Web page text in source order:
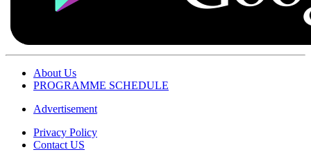
About Us
PROGRAMME SCHEDULE
Advertisement
Privacy Policy
Contact US